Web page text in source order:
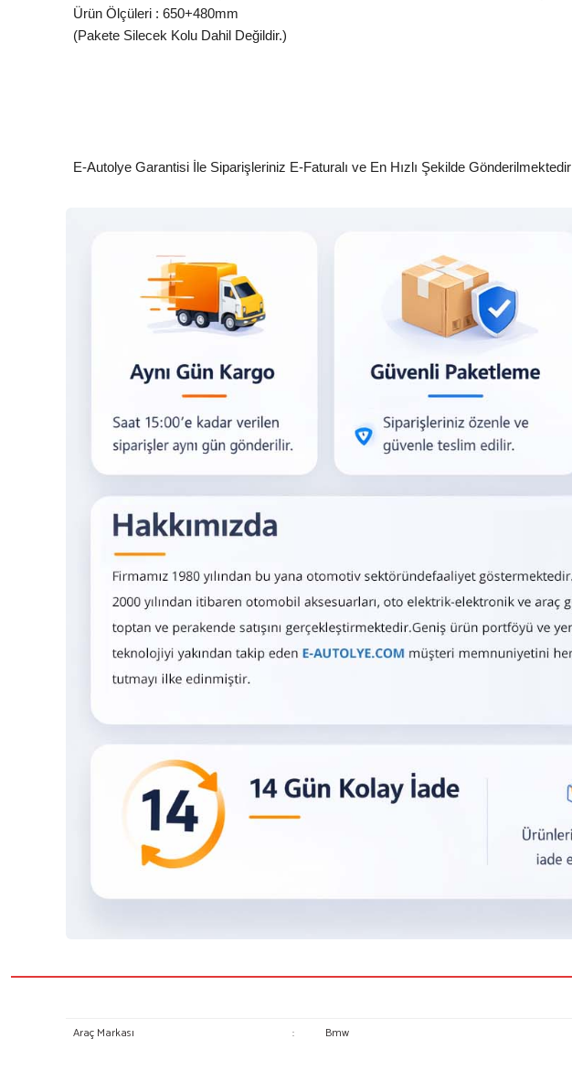
Ürün Ölçüleri : 650+480mm
(Pakete Silecek Kolu Dahil Değildir.)
E-Autolye Garantisi İle Siparişleriniz E-Faturalı ve En Hızlı Şekilde Gönderilmektedir
Araç Markası : Bmw